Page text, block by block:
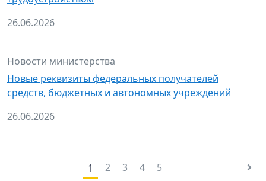
26.06.2026
Новости министерства
Новые реквизиты федеральных получателей
средств, бюджетных и автономных учреждений
26.06.2026
1 2 3 4 5